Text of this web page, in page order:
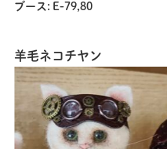
ブース: E-79,80
羊毛ネコチヤン